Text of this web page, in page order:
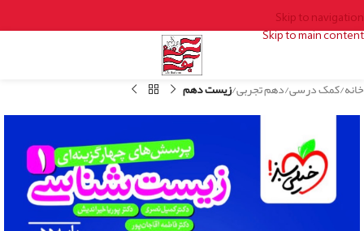
Skip to navigation
Skip to main content
خانه کمک درسی دهم تجربی زیست دهم